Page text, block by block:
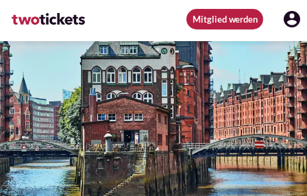
Mitglied werden